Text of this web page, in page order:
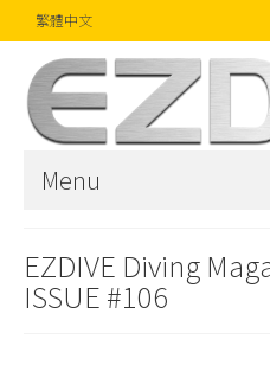
繁體中文
Menu
雜誌
EZDIVE Diving
ISSUE #106